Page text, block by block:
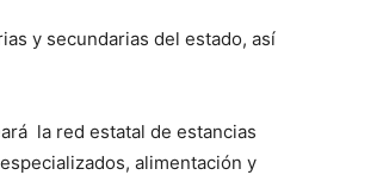
y secundarias del estado, así
la red estatal de estancias
alimentación y